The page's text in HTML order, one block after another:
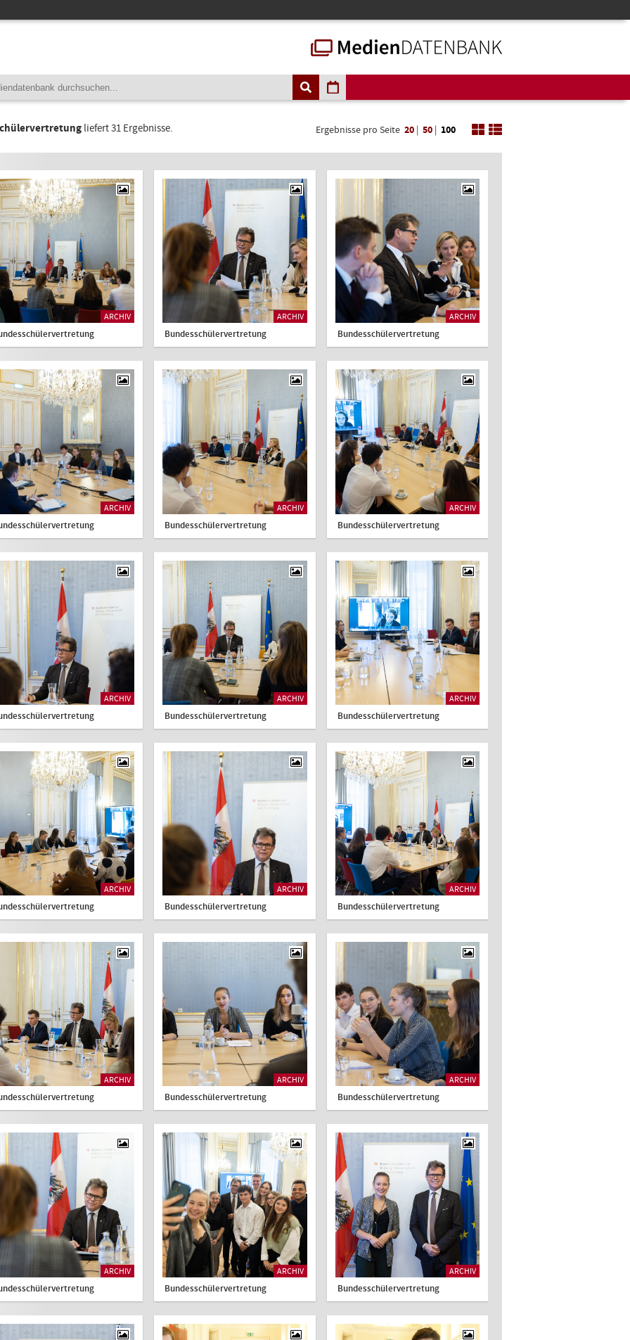
liefert 31 Ergebnisse. Ergebnisse pro Seite 20 | 50 | 100
ARCHIV ARCHIV
Bundesschülervertretung
ARCHIV
Bundesschülervertretung
ARCHIV ARCHIV
Bundesschülervertretung
ARCHIV
Bundesschülervertretung
ARCHIV ARCHIV
Bundesschülervertretung
ARCHIV
Bundesschülervertretung
ARCHIV ARCHIV
Bundesschülervertretung
ARCHIV
Bundesschülervertretung
ARCHIV ARCHIV
Bundesschülervertretung
ARCHIV
Bundesschülervertretung
ARCHIV ARCHIV
Bundesschülervertretung
ARCHIV
Bundesschülervertretung